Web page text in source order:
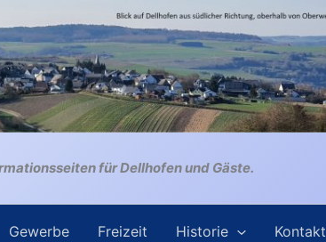
für Dellhofen und Gäste.
Gewerbe Freizeit Historie Kontakt